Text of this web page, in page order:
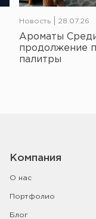
Новость 28.07.26
Ароматы
продолжение
палитры
Компания
О нас
Портфолио
Блог